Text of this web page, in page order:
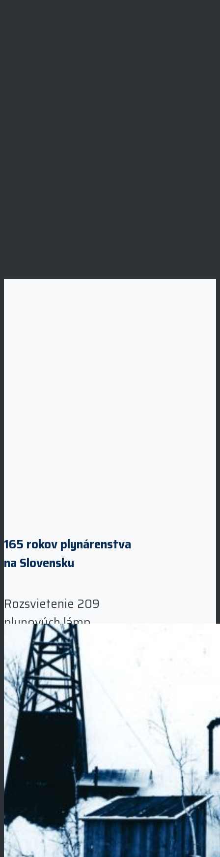
165 rokov plynárenstva
na Slovensku
Rozsvietenie 209
plynových lámp
zásobovaných
svietiplynom z
bratislavskej mestskej
plynárne 19. marca 1856
je považované za
začiatok plynárenstva na
Slovensku. Zo strany
plynárov to bol prejav
pokrokovosti,
podnikavosti, odvahy a
príklonu k moderným
technológiám.